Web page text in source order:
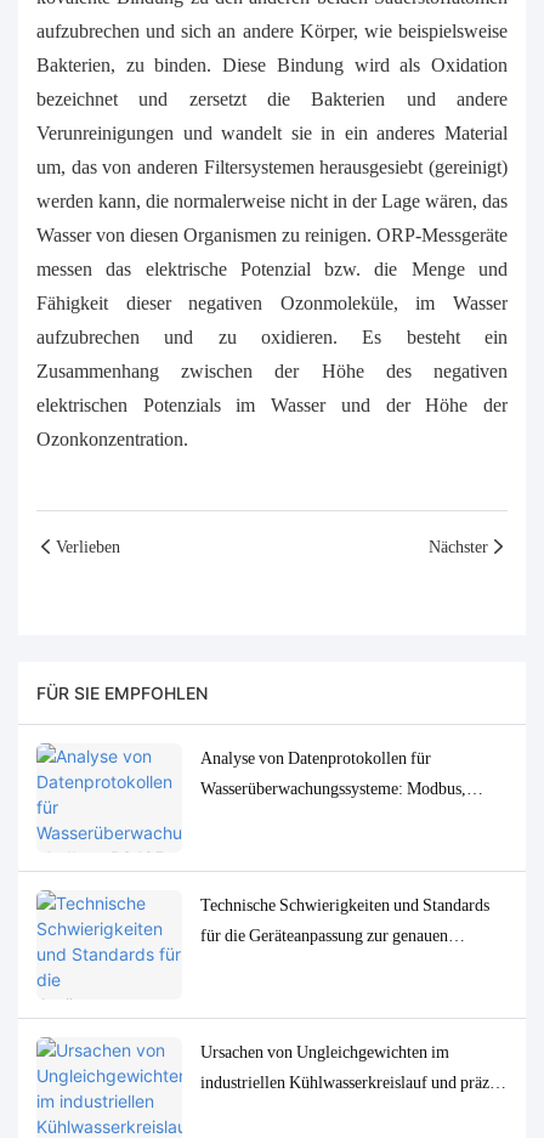
aufzubrechen und sich an andere Körper, wie beispielsweise
Bakterien, zu binden. Diese Bindung wird als Oxidation
bezeichnet und zersetzt die Bakterien und andere
Verunreinigungen und wandelt sie in ein anderes Material
um, das von anderen Filtersystemen herausgesiebt (gereinigt)
werden kann, die normalerweise nicht in der Lage wären, das
Wasser von diesen Organismen zu reinigen. ORP-Messgeräte
messen das elektrische Potenzial bzw. die Menge und
Fähigkeit dieser negativen Ozonmoleküle, im Wasser
aufzubrechen und zu oxidieren. Es besteht ein
Zusammenhang zwischen der Höhe des negativen
elektrischen Potenzials im Wasser und der Höhe der
Ozonkonzentration.
Verlieben Nächster
FÜR SIE EMPFOHLEN
Analyse von Datenprotokollen für
Wasserüberwachungssysteme: Modbus,
Technische Schwierigkeiten und Standards
für die Geräteanpassung zur genauen
Ursachen von Ungleichgewichten im
industriellen Kühlwasserkreislauf und präzise